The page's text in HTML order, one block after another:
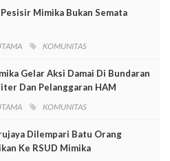
Mimika Bukan Semata
KOMUNITAS
Gelar Aksi Damai Di Bundaran
Dan Pelanggaran HAM
KOMUNITAS
Dilempari Batu Orang
Ke RSUD Mimika